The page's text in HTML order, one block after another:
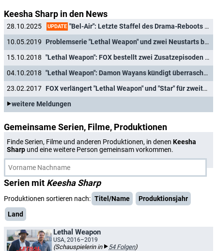
Keesha Sharp in den News
28.10.2025 UPDATE "Bel-Air": Letzte Staffel des Drama-Reboots begrüßt weitere Darstellerin aus Originalsitcom "Der Prinz von Bel-Air"
10.05.2019
Problemserie "Lethal Weapon" und zwei Neustarts bei FOX abgesetzt
15.10.2018
"Lethal Weapon": FOX bestellt zwei Zusatzepisoden - mit Damon Wayans
04.10.2018
"Lethal Weapon": Damon Wayans kündigt überraschend Ausstieg an
23.02.2017
FOX verlängert "Lethal Weapon" und "Star" für zweite Staffeln
weitere Meldungen
Gemeinsame Serien, Filme, Produktionen
Finde Serien, Filme und anderen Produktionen, in denen Keesha
Sharp und eine weitere Person gemeinsam vorkommen.
Serien mit Keesha Sharp
Produktionen sortieren nach: Titel/Name
Produktionsjahr
Land
Lethal Weapon
USA, 2016–2019
(Schauspielerin in 54 Folgen)